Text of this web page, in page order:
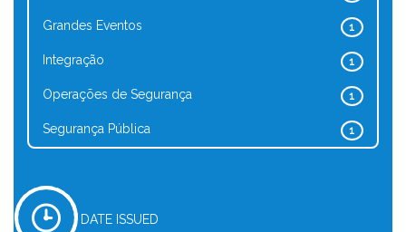
1
Grandes Eventos
1
Integração
1
Operações de Segurança
1
Segurança Pública
DATE ISSUED